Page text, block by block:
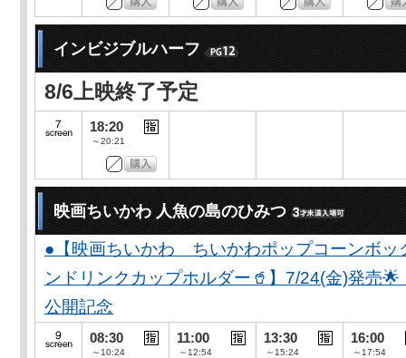
インビジブルハーフ
8/6上映終了予定
18:20
～20:21
映画ちいかわ 人魚の島のひみつ
●【映画ちいかわ ちいかわポップコーンボ
ンドリンクカップホルダー🥤】7/24(金)発売
公開記念
08:30
～10:24
11:00
～12:54
13:30
～15:24
16:00
～17:54